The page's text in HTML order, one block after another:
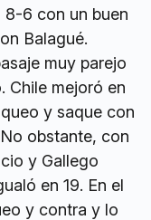
8-6 con un buen
Balagué.
muy parejo
Chile mejoró en
y saque con
obstante, con
y Gallego
en 19. En el
y contra y lo